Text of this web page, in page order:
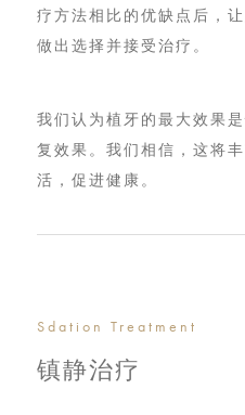
疗⽅法相⽐的优缺点后，
做出选择并接受治疗。
我们认为植⽛的最⼤效果
复效果。我们相信，这将
活，促进健康。
Sdation Treatment
镇静治疗